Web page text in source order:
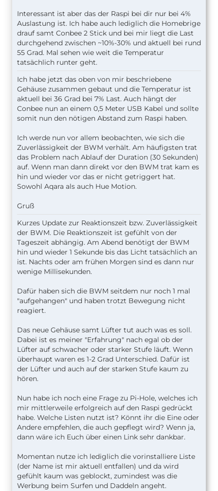
Interessant ist aber das der Raspi bei dir nur bei 4%
Auslastung ist. Ich habe auch lediglich die Homebrige
drauf samt Conbee 2 Stick und bei mir liegt die Last
durchgehend zwischen ~10%-30% und aktuell bei rund
55 Grad. Mal sehen wie weit die Temperatur
tatsächlich runter geht.
Ich habe jetzt das oben von mir beschriebene
Gehäuse zusammen gebaut und die Temperatur ist
aktuell bei 36 Grad bei 7% Last. Auch hängt der
Conbee nun an einem 0,5 Meter USB Kabel und sollte
somit nun den nötigen Abstand zum Raspi haben.
Ich werde nun vor allem beobachten, wie sich die
Zuverlässigkeit der BWM verhält. Am häufigsten trat
das Problem nach Ablauf der Duration (30 Sekunden)
auf. Wenn man dann direkt vor den BWM trat kam es
hin und wieder vor das er nicht getriggert hat.
Sowohl Aqara als auch Hue Motion.
Gruß
Kurzes Update zur Reaktionszeit bzw. Zuverlässigkeit
der BWM. Die Reaktionszeit ist gefühlt von der
Tageszeit abhängig. Am Abend benötigt der BWM
hin und wieder 1 Sekunde bis das Licht tatsächlich an
ist. Nachts oder am frühen Morgen sind es dann nur
wenige Millisekunden.
Dafür haben sich die BWM seitdem nur noch 1 mal
"aufgehangen" und haben trotzt Bewegung nicht
reagiert.
Das neue Gehäuse samt Lüfter tut auch was es soll.
Dabei ist es meiner "Erfahrung" nach egal ob der
Lüfter auf schwacher oder starker Stufe läuft. Wenn
überhaupt waren es 1-2 Grad Unterschied. Dafür ist
der Lüfter und auch auf der starken Stufe kaum zu
hören.
Nun habe ich noch eine Frage zu Pi-Hole, welches ich
mir mittlerweile erfolgreich auf den Raspi gedrückt
habe. Welche Listen nutzt ist? Könnt ihr die Eine oder
Andere empfehlen, die auch gepflegt wird? Wenn ja,
dann wäre ich Euch über einen Link sehr dankbar.
Momentan nutze ich lediglich die vorinstalliere Liste
(der Name ist mir aktuell entfallen) und da wird
gefühlt kaum was geblockt, zumindest was die
Werbung beim Surfen und Daddeln angeht.